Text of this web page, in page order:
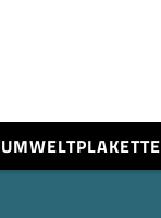
UMWELTPLAKETTE